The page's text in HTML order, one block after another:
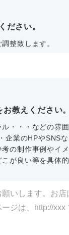
ださい。
整致します。
教えください。
・・・などの雰
企業のHPやSNS
の制作事例やイ
が良い等を具体